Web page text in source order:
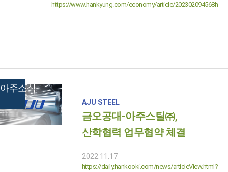
https://www.hankyung.com/economy/article/202302094568h
AJU STEEL
금오공대-아주스틸㈜,
산학협력 업무협약 체결
2022.11.17
https://daily.hankooki.com/news/articleView.html?
아주소식